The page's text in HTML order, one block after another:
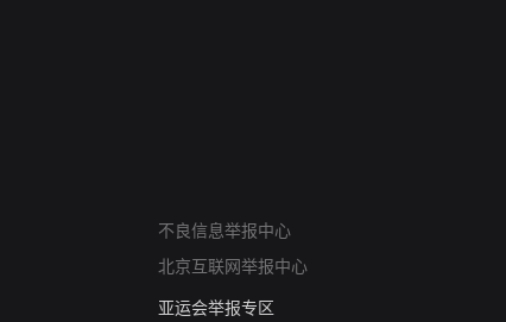
不良信息举报中心
北京互联网举报中心
算法推荐专项举报
亚运会举报专区